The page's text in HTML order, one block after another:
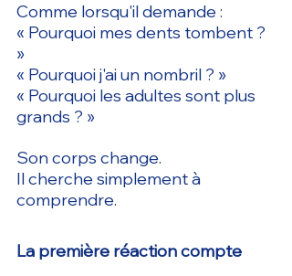
Comme lorsqu'il demande :
« Pourquoi mes dents tombent ?
»
« Pourquoi j'ai un nombril ? »
« Pourquoi les adultes sont plus
grands ? »
Son corps change.
Il cherche simplement à
comprendre.
La première réaction compte